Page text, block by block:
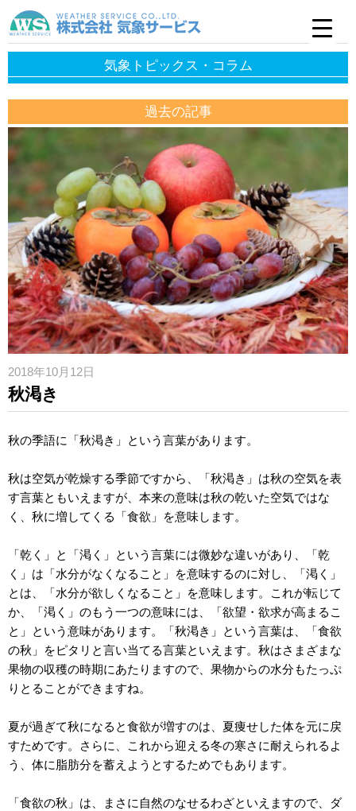
気象トピックス・コラム
過去の記事
2018年10月12日
秋渇き
秋の季語に「秋渇き」という言葉があります。
秋は空気が乾燥する季節ですから、「秋渇き」は秋の空気を表
す言葉ともいえますが、本来の意味は秋の乾いた空気ではな
く、秋に増してくる「食欲」を意味します。
「乾く」と「渇く」という言葉には微妙な違いがあり、「乾
く」は「水分がなくなること」を意味するのに対し、「渇く」
とは、「水分が欲しくなること」を意味します。これが転じて
か、「渇く」のもう一つの意味には、「欲望・欲求が高まるこ
と」という意味があります。「秋渇き」という言葉は、「食欲
の秋」をピタリと言い当てる言葉といえます。秋はさまざまな
果物の収穫の時期にあたりますので、果物からの水分もたっぷ
りとることができますね。
夏が過ぎて秋になると食欲が増すのは、夏痩せした体を元に戻
すためです。さらに、これから迎える冬の寒さに耐えられるよ
う、体に脂肪分を蓄えようとするためでもあります。
「食欲の秋」は、まさに自然のなせるわざといえますので、ダ